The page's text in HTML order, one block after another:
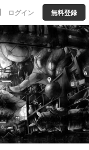
ログイン 無料登録